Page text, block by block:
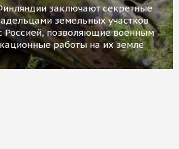
заключают секретные
земельных участков
Россией, позволяющие военным
работы на их земле